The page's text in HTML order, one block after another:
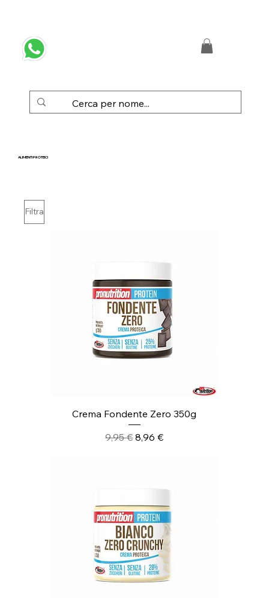
ALIMENTI PROTEICI
Filtra
Crema Fondente Zero 350g
Prezzo regolare
9,95 €Prezzo scontato
8,96 €